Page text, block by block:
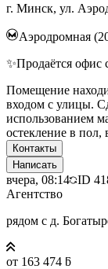
г. Минск, ул.
Аэродромная
✨Продаётся
Помещение
входом с улицы.
использованием
остекление в
Контакты
Написать
вчера, 08:14 ID
Агентство
рядом с д.
от 163 474 ƃ